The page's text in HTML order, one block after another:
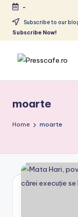
Skip
-
Subscribe to our
Subscribe Now!
e
s
c
a
urbane
moarte
Home moarte